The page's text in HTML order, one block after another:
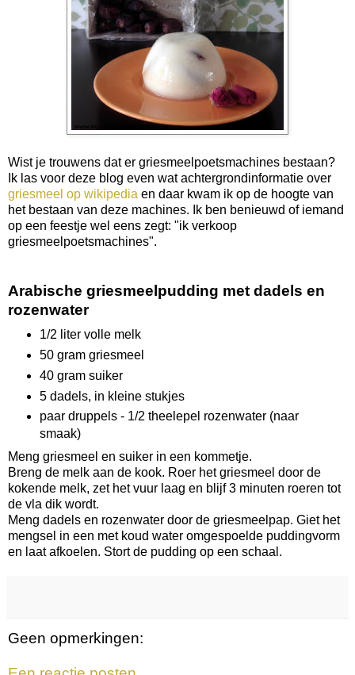
Wist je trouwens dat er griesmeelpoetsmachines bestaan?
Ik las voor deze blog even wat achtergrondinformatie over
griesmeel op wikipedia en daar kwam ik op de hoogte van
het bestaan van deze machines. Ik ben benieuwd of iemand
op een feestje wel eens zegt: "ik verkoop
griesmeelpoetsmachines".
Arabische griesmeelpudding met dadels en
rozenwater
1/2 liter volle melk
50 gram griesmeel
40 gram suiker
5 dadels, in kleine stukjes
paar druppels - 1/2 theelepel rozenwater (naar
smaak)
Meng griesmeel en suiker in een kommetje.
Breng de melk aan de kook. Roer het griesmeel door de
kokende melk, zet het vuur laag en blijf 3 minuten roeren tot
de vla dik wordt.
Meng dadels en rozenwater door de griesmeelpap. Giet het
mengsel in een met koud water omgespoelde puddingvorm
en laat afkoelen. Stort de pudding op een schaal.
Geen opmerkingen: